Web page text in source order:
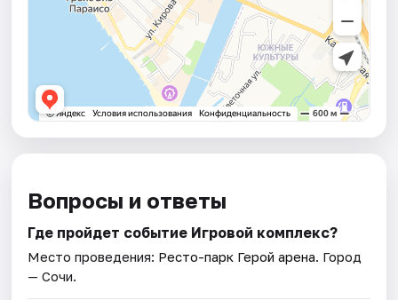
Вопросы и ответы
Где пройдет событие Игровой комплекс?
Место проведения: Ресто-парк Герой арена. Город
— Сочи.